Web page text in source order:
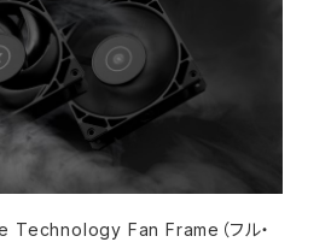
Fan Frame（フル・